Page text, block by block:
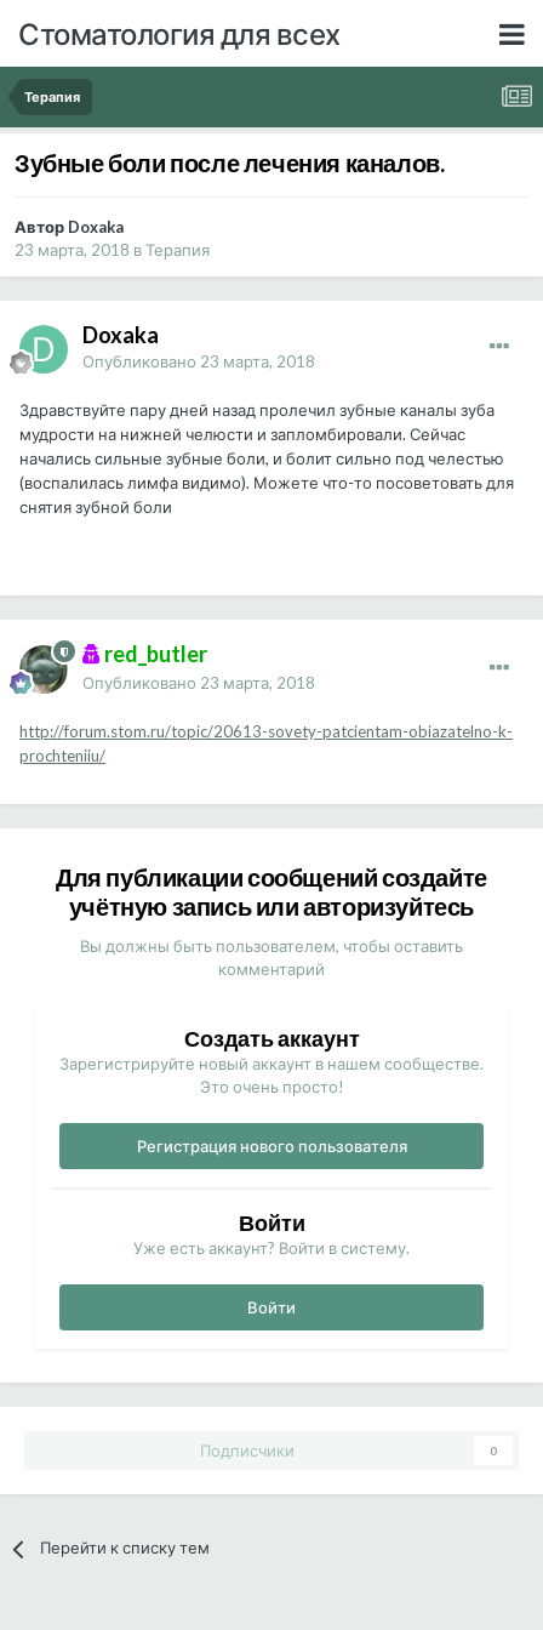
Стоматология для всех
Терапия
Зубные боли после лечения каналов.
Автор Doxaka
23 марта, 2018 вТерапия
Doxaka
Опубликовано 23 марта, 2018
Здравствуйте пару дней назад пролечил зубные каналы зуба
мудрости на нижней челюсти и запломбировали. Сейчас
начались сильные зубные боли, и болит сильно под челестью
(воспалилась лимфа видимо). Можете что-то посоветовать для
снятия зубной боли
red_butler
Опубликовано 23 марта, 2018
http://forum.stom.ru/topic/20613-sovety-patcientam-obiazatelno-k-
prochteniiu/
Для публикации сообщений создайте
учётную запись или авторизуйтесь
Вы должны быть пользователем, чтобы оставить
комментарий
Создать аккаунт
Зарегистрируйте новый аккаунт в нашем сообществе.
Это очень просто!
Регистрация нового пользователя
Войти
Уже есть аккаунт? Войти в систему.
Войти
Подписчики 0
Перейти к списку тем